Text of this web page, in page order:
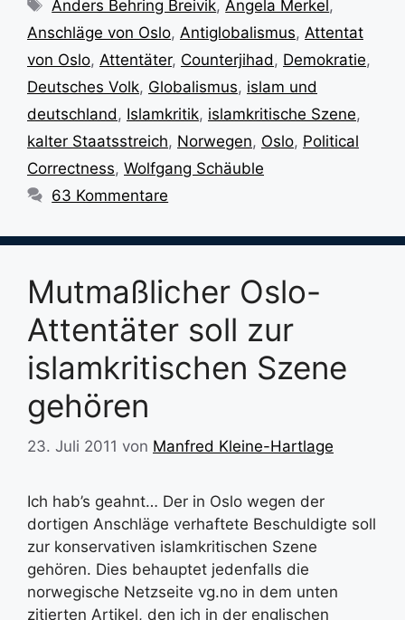
Anders Behring Breivik,Angela Merkel,
Anschläge von Oslo, Antiglobalismus, Attentat
von Oslo, Attentäter, Counterjihad, Demokratie,
Deutsches Volk, Globalismus, islam und
deutschland, Islamkritik, islamkritische Szene,
kalter Staatsstreich, Norwegen, Oslo, Political
Correctness, Wolfgang Schäuble
63 Kommentare
Mutmaßlicher Oslo-
Attentäter soll zur
islamkritischen Szene
gehören
23. Juli 2011 von Manfred Kleine-Hartlage
Ich hab’s geahnt… Der in Oslo wegen der
dortigen Anschläge verhaftete Beschuldigte soll
zur konservativen islamkritischen Szene
gehören. Dies behauptet jedenfalls die
norwegische Netzseite vg.no in dem unten
zitierten Artikel, den ich in der englischen